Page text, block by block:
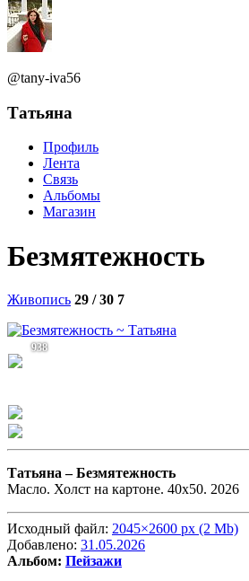
@tany-iva56
Татьяна
Профиль
Лента
Связь
Альбомы
Магазин
Безмятежность
Живопись 29 / 30 7
938
Татьяна –Безмятежность
Масло. Холст на картоне. 40х50. 2026
Исходный файл: 2045×2600 px (2 Mb)
Добавлено: 31.05.2026
Альбом: Пейзажи